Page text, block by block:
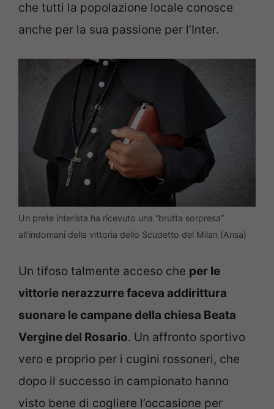
che tutti la popolazione locale conosce
anche per la sua passione per l’Inter.
Un prete interista ha ricevuto una “brutta sorpresa”
all’indomani della vittoria dello Scudetto del Milan (Ansa)
Un tifoso talmente acceso che per le
vittorie nerazzurre faceva addirittura
suonare le campane della chiesa Beata
Vergine del Rosario. Un affronto sportivo
vero e proprio per i cugini rossoneri, che
dopo il successo in campionato hanno
visto bene di cogliere l’occasione per